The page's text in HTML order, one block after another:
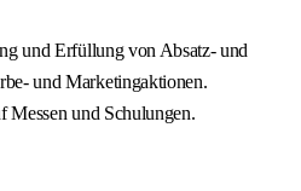
und Erfüllung von Absatz- und
und Marketingaktionen.
Messen und Schulungen.